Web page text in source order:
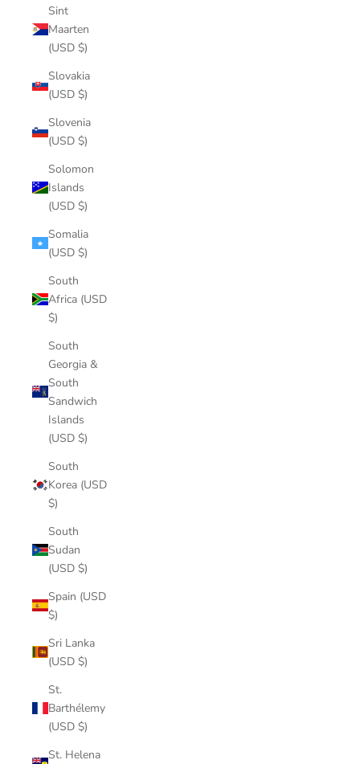
Sint
Maarten
(USD $)
Slovakia
(USD $)
Slovenia
(USD $)
Solomon
Islands
(USD $)
Somalia
(USD $)
South
Africa (USD
$)
South
Georgia &
South
Sandwich
Islands
(USD $)
South
Korea (USD
$)
South
Sudan
(USD $)
Spain (USD
$)
Sri Lanka
(USD $)
St.
Barthélemy
(USD $)
St. Helena